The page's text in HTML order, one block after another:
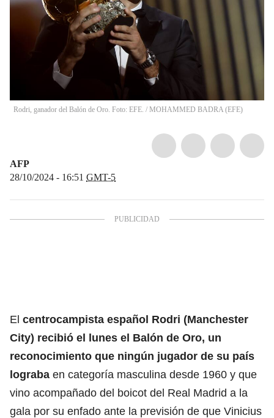
Rodri, ganador del Balón de Oro. Foto: EFE. / MOHAMMED BADRA (EFE)
AFP
28/10/2024 - 16:51 GMT-5
El centrocampista español Rodri (Manchester
City) recibió el lunes el Balón de Oro, un
reconocimiento que ningún jugador de su país
lograba en categoría masculina desde 1960 y que
vino acompañado del boicot del Real Madrid a la
gala por su enfado ante la previsión de que Vinicius